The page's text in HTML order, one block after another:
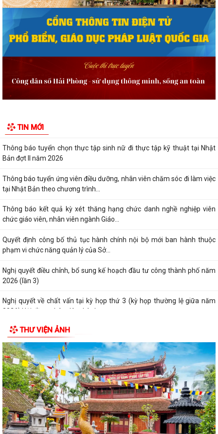
TIN MỚI
sung, thay thế, bị bãi bỏ thuộc...
Quyết định công bố danh mục thủ tục hành chính được sửa đổi, bổ
sung, bị bãi bỏ thuộc phạm vi chức...
Quyết định công bố Người phát ngôn và cung cấp thông tin cho báo chí
của Ủy ban nhân dân xã Vĩnh Bảo
Kế hoạch triển khai thực hiện Chương trình Sức khỏe học đườnggia i
đoạn 2026-2035 trên địa bàn xã...
trong quá trình xây dựng và phát...
Thông báo tuyển chọn thực tập sinh nữ đi thực tập kỹ thuật tại Nhật
Bản đợt II năm 2026
Thông báo tuyển ứng viên điều dưỡng, nhân viên chăm sóc đi làm việc
tại Nhật Bản theo chương trình...
Thông báo kết quả kỳ xét thăng hạng chức danh nghề nghiệp viên
chức giáo viên, nhân viên ngành Giáo...
Quyết định công bố thủ tục hành chính nội bộ mới ban hành thuộc
phạm vi chức năng quản lý của Sở...
Nghị quyết điều chỉnh, bổ sung kế hoạch đầu tư công thành phố năm
2026 (lần 3)
Nghị quyết về chất vấn tại kỳ họp thứ 3 (kỳ họp thường lệ giữa năm
2026) Hội đồng nhân dân thành...
Nghị quyết Về kết quả thực hiện kế hoạch phát triển kinh tế - xã hội 6
tháng đầu năm; nhiệm vụ,...
Nghị quyết về việc thông qua điều chỉnh, bổ sung danh mục các dự án,
công trình phải thu hồi đất...
Nghị quyết Sửa đổi, bổ sung bảng giá đất lần đầu trên địa bàn thành
phố tại Nghị quyết số...
Hưởng ứng Ngày Thế giới phòng, chống mua bán người và Ngày toàn
THƯ VIỆN ẢNH